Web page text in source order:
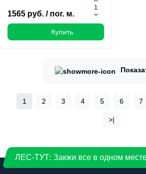
1565 руб. / пог. м.
Купить
1 2 3 4 5 6 7
>|
ЛЕС-ТУТ: Закжи все в одном